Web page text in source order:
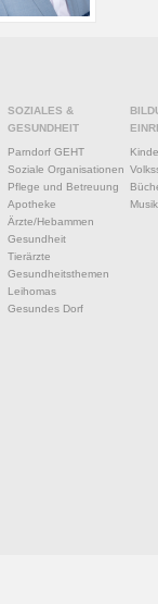
SOZIALES &
GESUNDHEIT
Parndorf GEHT
Soziale Organisationen
Pflege und Betreuung
Apotheke
Ärzte/Hebammen
Gesundheit
Tierärzte
Gesundheitsthemen
Leihomas
Gesundes Dorf